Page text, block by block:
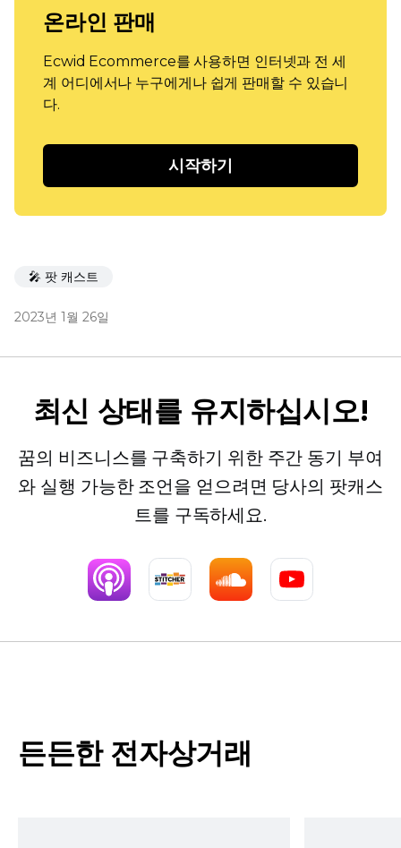
온라인 판매
Ecwid Ecommerce를 사용하면 인터넷과 전 세
계 어디에서나 누구에게나 쉽게 판매할 수 있습니
다.
시작하기
🎤 팟 캐스트
2023년 1월 26일
최신 상태를 유지하십시오!
꿈의 비즈니스를 구축하기 위한 주간 동기 부여
와 실행 가능한 조언을 얻으려면 당사의 팟캐스
트를 구독하세요.
든든한 전자상거래